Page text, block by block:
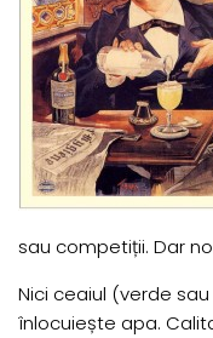
sau competiții. Dar
Nici ceaiul (verde
înlocuiește apa.